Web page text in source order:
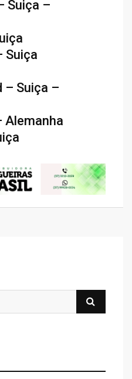
Suiça –
Suiça
– Suiça –
Alemanha